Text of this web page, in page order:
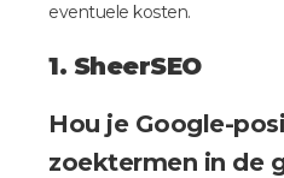
eventuele kosten.
1. SheerSEO
Hou je Google-
zoektermen in de